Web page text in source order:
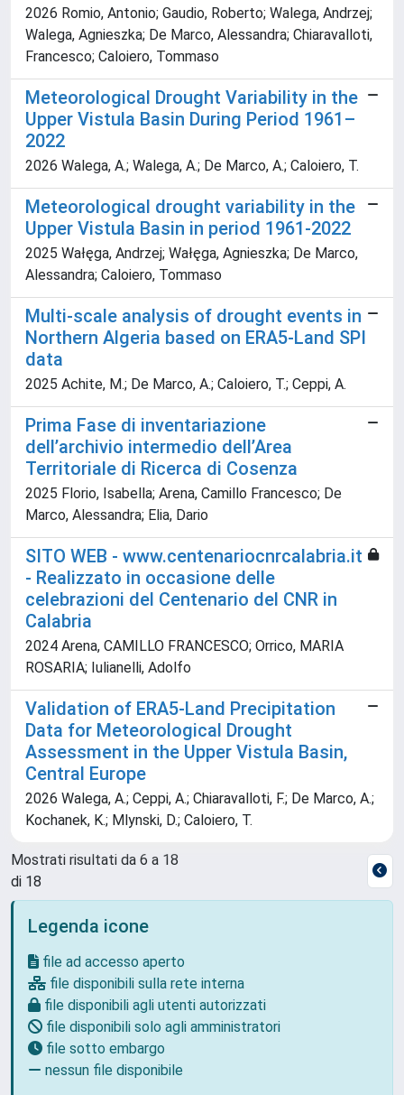
2026 Romio, Antonio; Gaudio, Roberto; Walega, Andrzej;
Walega, Agnieszka; De Marco, Alessandra; Chiaravalloti,
Francesco; Caloiero, Tommaso
Meteorological Drought Variability in the
Upper Vistula Basin During Period 1961–
2022
2026 Walega, A.; Walega, A.; De Marco, A.; Caloiero, T.
Meteorological drought variability in the
Upper Vistula Basin in period 1961-2022
2025 Wałęga, Andrzej; Wałęga, Agnieszka; De Marco,
Alessandra; Caloiero, Tommaso
Multi-scale analysis of drought events in
Northern Algeria based on ERA5-Land SPI
data
2025 Achite, M.; De Marco, A.; Caloiero, T.; Ceppi, A.
Prima Fase di inventariazione
dell’archivio intermedio dell’Area
Territoriale di Ricerca di Cosenza
2025 Florio, Isabella; Arena, Camillo Francesco; De
Marco, Alessandra; Elia, Dario
SITO WEB - www.centenariocnrcalabria.it
- Realizzato in occasione delle
celebrazioni del Centenario del CNR in
Calabria
2024 Arena, CAMILLO FRANCESCO; Orrico, MARIA
ROSARIA; Iulianelli, Adolfo
Validation of ERA5-Land Precipitation
Data for Meteorological Drought
Assessment in the Upper Vistula Basin,
Central Europe
2026 Walega, A.; Ceppi, A.; Chiaravalloti, F.; De Marco, A.;
Kochanek, K.; Mlynski, D.; Caloiero, T.
Mostrati risultati da 6 a 18
di 18
Legenda icone
file ad accesso aperto
file disponibili sulla rete interna
file disponibili agli utenti autorizzati
file disponibili solo agli amministratori
file sotto embargo
nessun file disponibile